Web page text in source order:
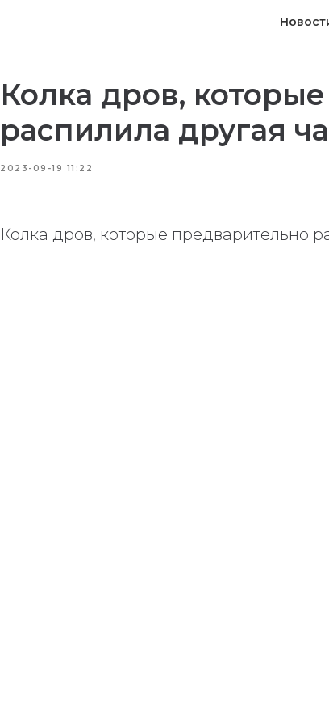
Колка дров,
распилила другая
2023-09-19 11:22
Колка дров, которые предварительно